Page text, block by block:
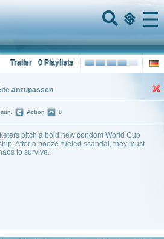
Menu
0 Playlists
Trailer
anzupassen
pitch a bold new condom World Cup
After a booze-fueled scandal, they must
to survive.
min. Action 0